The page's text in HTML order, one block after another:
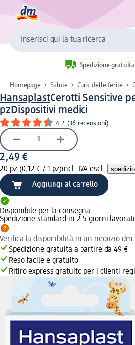
Inserisci qui la tua ricerca
Spedizione gratuita
Homepage Salute Cura delle ferite
HansaplastCerotti Sensitive
pzDispositivi medici
4.2 (36 recensioni)
2,49 €
20 pz (0,12 € / 1 pz)incl. IVA escl.
Aggiungi al carrello
Disponibile per la consegna
Spedizione standard in 2-5 giorni
Verifica la disponibilità in un negozio dm
Spedizione gratuita a partire da 49 €
Reso facile e gratuito
Ritiro express gratuito per i clienti